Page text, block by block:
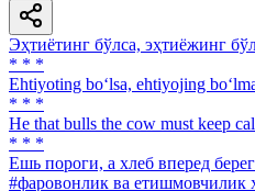
Эҳтиётинг бўлса, эҳтиёжинг
* * *
Ehtiyoting bo‘lsa, ehtiyojing
* * *
He that bulls the cow must keep
* * *
Ешь пороги, а хлеб вперед
#фаровонлик ва етишмовчилик